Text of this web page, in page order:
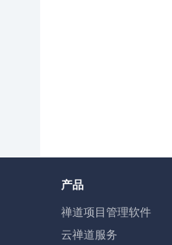
产品
禅道项目管理软件
云禅道服务